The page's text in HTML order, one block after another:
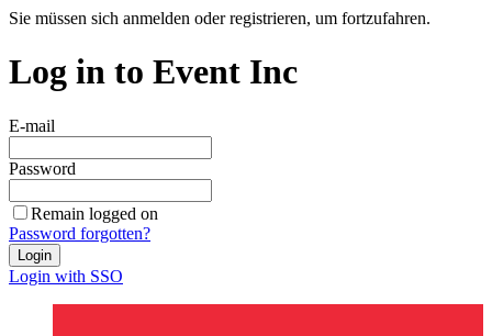
Sie müssen sich anmelden oder registrieren, um fortzufahren.
Log in to Event Inc
E-mail
Password
Remain logged on
Password forgotten?
Login
Login with SSO